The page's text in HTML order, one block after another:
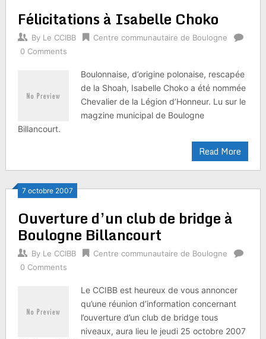
Félicitations à Isabelle Choko
By Le CCIBB
Centre communautaire de Boulogne
0 Comments
Boulonnaise, d’origine polonaise, rescapée
de la Shoah, Isabelle Choko a été nommée
Chevalier de la Légion d’Honneur. Lu sur le
magzine municipal de Boulogne
Billancourt.
Read More
7 octobre 2007
Ouverture d’un club de bridge à
Boulogne Billancourt
By Le CCIBB
Centre communautaire de Boulogne
0 Comments
Le CCIBB est heureux de vous annoncer
qu’une réunion d’information concernant
l’ouverture d’un club de bridge tous
niveaux, aura lieu le jeudi 25 octobre 2007